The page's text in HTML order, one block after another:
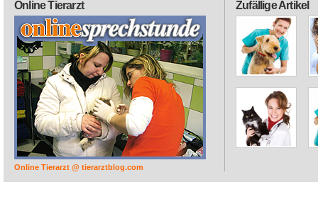
Zufällige Artikel
Online Tierarzt
Online Tierarzt @ tierarztblog.com